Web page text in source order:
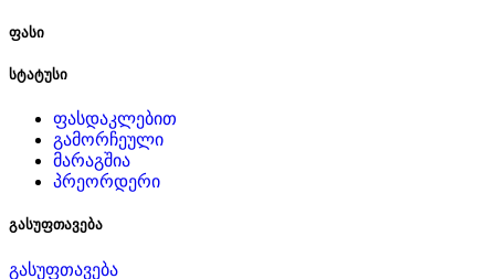
ფასი
სტატუსი
ფასდაკლებით
გამორჩეული
მარაგშია
პრეორდერი
გასუფთავება
გასუფთავება